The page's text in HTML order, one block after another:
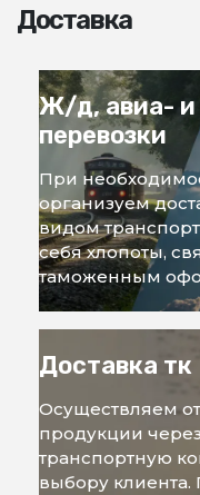
Доставка
Ж/д, авиа- и
перевозки
При
организуем
видом
себя хлопоты,
таможенным
Доставка тк
Осуществляем
продукции
транспортную
выбору клиента.